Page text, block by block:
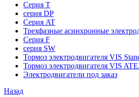
Серия T
серия DP
Серия AT
Трехфазные асинхронные
Серия F
серия SW
Тормоз электродвигателя VIS
Тормоз электродвигателя VIS
Электродвигатели под заказ
Назад